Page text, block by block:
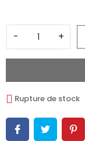
- +
Rupture de stock